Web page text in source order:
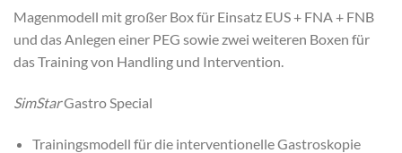
Magenmodell mit großer Box für Einsatz EUS + FNA + FNB
und das Anlegen einer PEG sowie zwei weiteren Boxen für
das Training von Handling und Intervention.
SimStarGastro Special
Trainingsmodell für die interventionelle Gastroskopie